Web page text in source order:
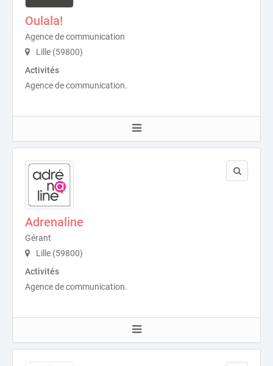
Oulala!
Agence de communication
Lille (59800)
Activités
Agence de communication.
Adrenaline
Gérant
Lille (59800)
Activités
Agence de communication.